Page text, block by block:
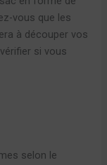
vous que les
à découper vos
si vous
selon le